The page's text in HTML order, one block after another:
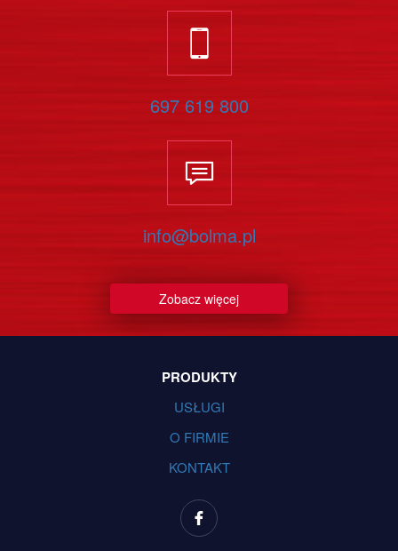
697 619 800
info@bolma.pl
Zobacz więcej
PRODUKTY
USŁUGI
O FIRMIE
KONTAKT